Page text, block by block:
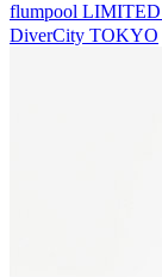
flumpool LIMITED
DiverCity TOKYO